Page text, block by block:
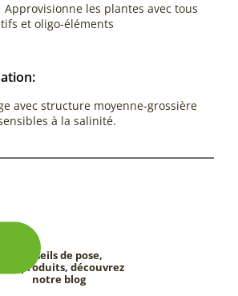
Approvisionne les plantes avec tous
et oligo-éléments
avec structure moyenne-grossière
à la salinité.
Conseils de pose,
tests produits, découvrez
notre blog